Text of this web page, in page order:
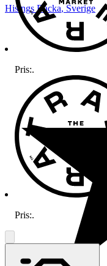
Hisings Backa, Sverige
Pris:.
Pris:.